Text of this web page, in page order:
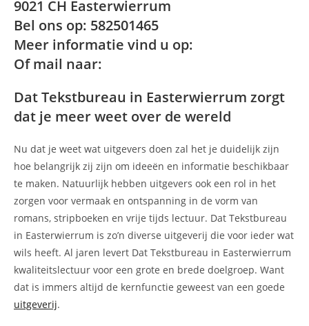
9021 CH Easterwierrum
Bel ons op: 582501465
Meer informatie vind u op:
Of mail naar:
Dat Tekstbureau in Easterwierrum zorgt
dat je meer weet over de wereld
Nu dat je weet wat uitgevers doen zal het je duidelijk zijn
hoe belangrijk zij zijn om ideeën en informatie beschikbaar
te maken. Natuurlijk hebben uitgevers ook een rol in het
zorgen voor vermaak en ontspanning in de vorm van
romans, stripboeken en vrije tijds lectuur. Dat Tekstbureau
in Easterwierrum is zo’n diverse uitgeverij die voor ieder wat
wils heeft. Al jaren levert Dat Tekstbureau in Easterwierrum
kwaliteitslectuur voor een grote en brede doelgroep. Want
dat is immers altijd de kernfunctie geweest van een goede
uitgeverij.